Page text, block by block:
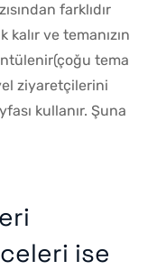
farklıdır
ve temanızın
tema
ziyaretçilerini
kullanır. Şuna
ise